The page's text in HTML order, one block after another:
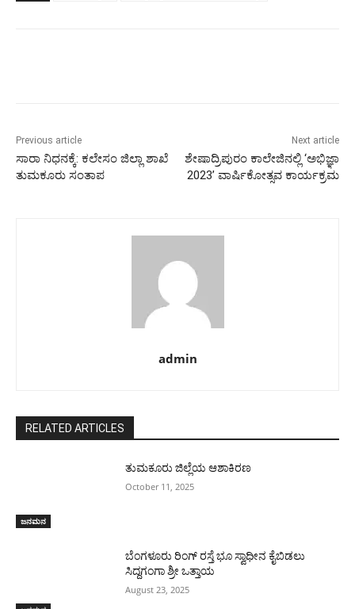
Previous article
ಸಾರಾ ನಿಧನಕ್ಕೆ: ಕಲೇಸಂ ಜಿಲ್ಲಾ ಶಾಖೆ
ತುಮಕೂರು ಸಂತಾಪ
Next article
ಶೇಷಾದ್ರಿಪುರಂ ಕಾಲೇಜಿನಲ್ಲಿ ‘ಅಭಿಜ್ಞಾ
2023’ ವಾರ್ಷಿಕೋತ್ಸವ ಕಾರ್ಯಕ್ರಮ
admin
RELATED ARTICLES
ಜನಮನ
ತುಮಕೂರು ಜಿಲ್ಲೆಯ ಆಶಾಕಿರಣ
October 11, 2025
ಬೆಂಗಳೂರು ರಿಂಗ್ ರಸ್ತೆ ಭೂ ಸ್ವಾಧೀನ ಕೈಬಿಡಲು
ಸಿದ್ದಗಂಗಾ ಶ್ರೀ ಒತ್ತಾಯ
August 23, 2025